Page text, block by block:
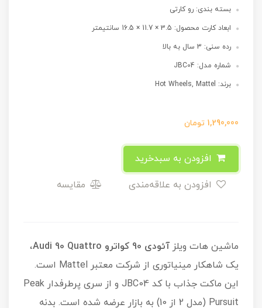
بسته بندی: رو کارتی
ابعاد کارت محصول: 3.5 × 11.7 × 16.5 سانتیمتر
رده سنی: 3 سال به بالا
شماره مدل: JBC04
برند: Hot Wheels, Mattel
1,290,000 تومان
مقایسه
ماشین هات ویلز آئودی 90 کواترو Audi 90 Quattro
،
یک شاهکار مینیاتوری از شرکت معتبر Mattel است.
این ماکت جذاب با کد JBC04 و از سری پرطرفدار Peak
Pursuit (مدل 2 از 10) به بازار عرضه شده است. بدنه